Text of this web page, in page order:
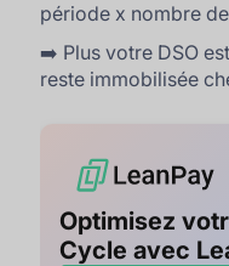
période x nombre
➡️ Plus votre DSO
reste immobilisée
Optimisez
Cycle avec